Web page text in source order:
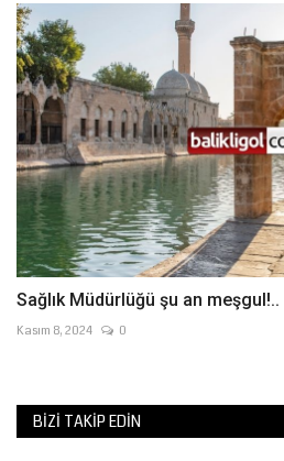
Sağlık Müdürlüğü şu an meşgul!..
Kasım 8, 2024 0
BIZI TAKIP EDIN